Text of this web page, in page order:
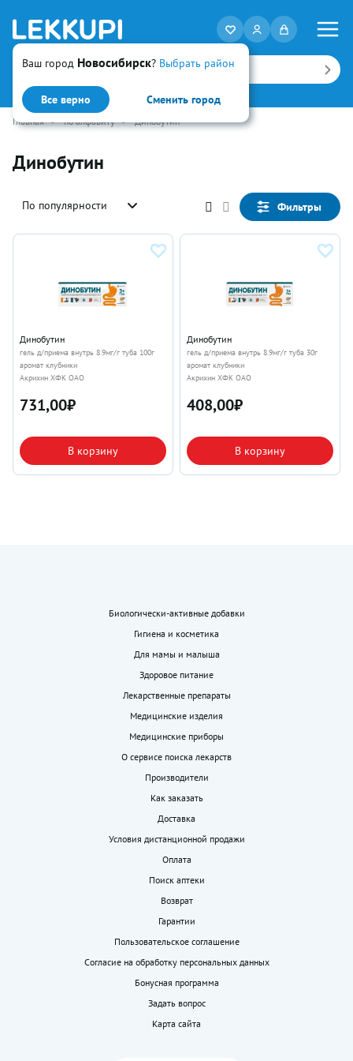
Ваш город Новосибирск? Выбрать район
Все верно Сменить город
Искать
Главная • по алфавиту • Динобутин
Динобутин
По популярности Фильтры
Динобутин
гель д/приема внутрь 8.9мг/г туба 100г
аромат клубники
Акрихин ХФК ОАО
731,00₽
В корзину
Динобутин
гель д/приема внутрь 8.9мг/г туба 30г
аромат клубники
Акрихин ХФК ОАО
408,00₽
В корзину
Биологически-активные добавки
Гигиена и косметика
Для мамы и малыша
Здоровое питание
Лекарственные препараты
Медицинские изделия
Медицинские приборы
О сервисе поиска лекарств
Производители
Как заказать
Доставка
Условия дистанционной продажи
Оплата
Поиск аптеки
Возврат
Гарантии
Пользовательское соглашение
Согласие на обработку персональных данных
Бонусная программа
Задать вопрос
Карта сайта